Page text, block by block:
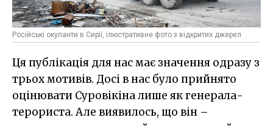
Російські окупанти в Сирії, ілюстративне фото з відкритих джерел
Ця публікація для нас має значення одразу з
трьох мотивів. Досі в нас було прийнято
оцінювати Суровікіна лише як генерала-
терориста. Але виявилось, що він –